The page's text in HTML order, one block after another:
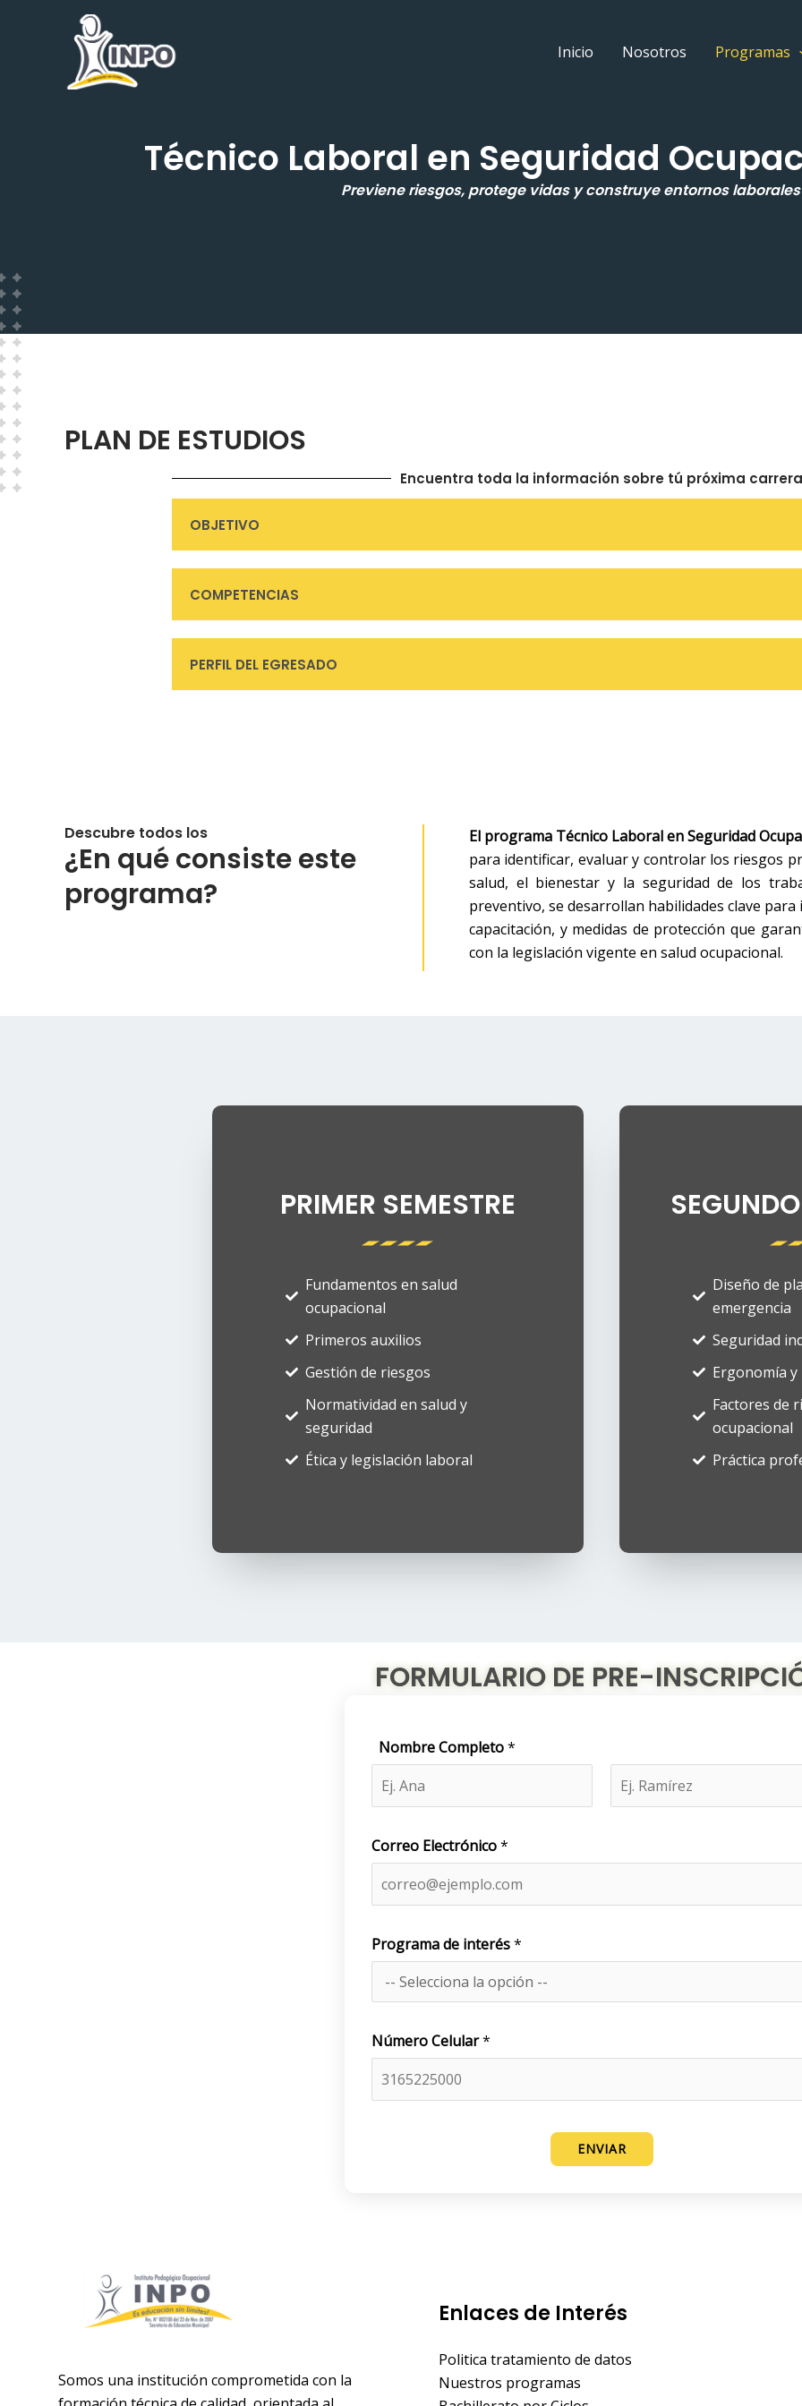
Inicio Nosotros Programas
Técnico Laboral en Seguridad
Previene riesgos, protege vidas y construye entornos
PLAN DE ESTUDIOS
Encuentra toda la información sobre tú próxima carrera
OBJETIVO
COMPETENCIAS
PERFIL DEL EGRESADO
Descubre todos los
¿En qué consiste este
programa?
El programa Técnico Laboral en Seguridad
para identificar, evaluar y controlar los riesgos
salud, el bienestar y la seguridad de los
preventivo, se desarrollan habilidades clave
capacitación, y medidas de protección que
con la legislación vigente en salud ocupacional.
PRIMER SEMESTRE​
Fundamentos en salud
ocupacional
Primeros auxilios
Gestión de riesgos
Normatividad en salud y
seguridad
Ética y legislación laboral
Diseño de
emergencia
Seguridad
Ergonomía
Factores de
ocupacional
Práctica
FORMULARIO DE PRE-
Nombre Completo*
Correo Electrónico*
e
u
l
b
Programa de interés*
Número Celular*
ENVIAR
Somos una institución comprometida con la
Enlaces de Interés
Politica tratamiento de datos
Nuestros programas